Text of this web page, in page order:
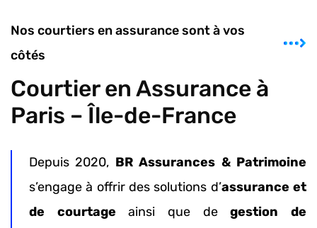
Nos courtiers en assurance sont à vos
côtés
Courtier en Assurance à
Paris – Île-de-France
Depuis 2020, BR Assurances & Patrimoine
s’engage à offrir des solutions d’assurance et
de courtage ainsi que degestion de